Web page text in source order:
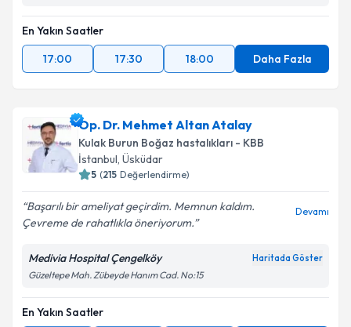
En Yakın Saatler
17:00
17:30 18:00 Daha Fazla
Op. Dr. Mehmet Altan Atalay
Kulak Burun Boğaz hastalıkları - KBB
İstanbul, Üsküdar
5 (215 Değerlendirme)
Başarılı bir ameliyat geçirdim. Memnun kaldım.
Çevreme de rahatlıkla öneriyorum.
Devamı
Medivia Hospital Çengelköy Haritada Göster
Güzeltepe Mah. Zübeyde Hanım Cad. No:15
En Yakın Saatler